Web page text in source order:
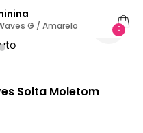
G / Amarelo 0
Solta Moletom